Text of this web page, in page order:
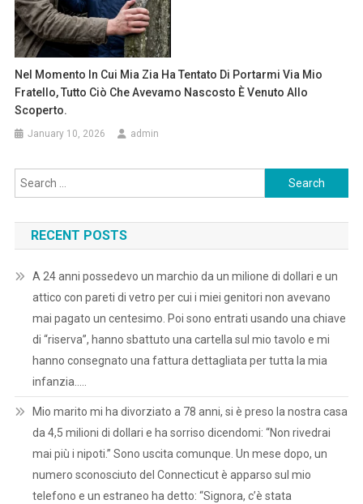
Nel Momento In Cui Mia Zia Ha Tentato Di Portarmi Via Mio
Fratello, Tutto Ciò Che Avevamo Nascosto È Venuto Allo
Scoperto.
January 10, 2026 admin
Search
for:
RECENT POSTS
A 24 anni possedevo un marchio da un milione di dollari e un
attico con pareti di vetro per cui i miei genitori non avevano
mai pagato un centesimo. Poi sono entrati usando una chiave
di “riserva”, hanno sbattuto una cartella sul mio tavolo e mi
hanno consegnato una fattura dettagliata per tutta la mia
infanzia…..
Mio marito mi ha divorziato a 78 anni, si è preso la nostra casa
da 4,5 milioni di dollari e ha sorriso dicendomi: “Non rivedrai
mai più i nipoti.” Sono uscita comunque. Un mese dopo, un
numero sconosciuto del Connecticut è apparso sul mio
telefono e un estraneo ha detto: “Signora, c’è stata